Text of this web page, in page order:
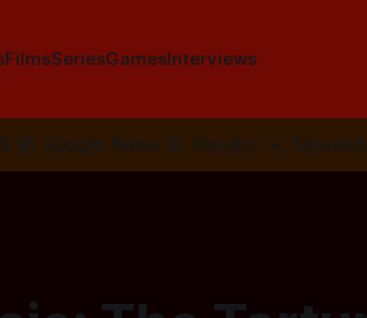
FilmsSeriesGamesInterviews
📰 Google News 🦋 Bluesky ✉️